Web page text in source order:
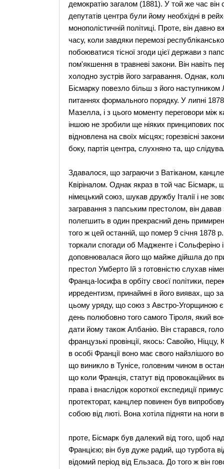
демократію загалом (1881). У той же час він
депутатів центра були йому необхідні в
монополістичній політиці. Проте, він
часу, коли завдяки перемозі
побоюватися тісної згоди цієї держави з
пом'якшення в травневі закони. Він навіть
холодно зустрів його загравання. Однак,
Бісмарку повезло більш з його
питаннях формального порядку. У липні
Мазелла, і з цього моменту переговори між
іншою не зробили ще ніяких принципових
відновлена на своїх місцях; горезвісні
боку, партія центра, слухняно та, що
Здавалося, що заграючи з Ватіканом,
Квіріналом. Однак якраз в той час
німецький союз, шукав дружбу Італії і не
загравання з папським престолом, він
полегшить в один прекрасний день
того ж цей останній, що помер 9 січня 1878
торкали спогади об Мадженте і Сольферіно
доповнювалася його що майже дійшла до
престол Умберто Iй з готовністю слухав
Франца-Іосифа в орбіту своєї політики,
ирредентизм, принаймні в його виявах, що
цьому уряду, що союз з Австро-Угорщиною
день полюбовно того самого Тіроля, який
дати йому також Албанію. Він старався,
французькі провінції, якось: Савойю,
в особі Франції воно має свого найзлішого
що виникло в Тунісе, головним чином в
що коли Франція, статут від провокаційних
права і внаслідок короткої експедиції
протекторат, канцлер повинен був
собою від люті. Вона хотіла підняти на
проте, Бісмарк був далекий від того, щоб
Францією; він був дуже радий, що турбота
відомий період від Ельзаса. До того ж він